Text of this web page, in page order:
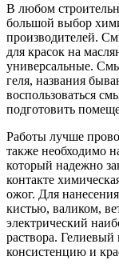
В любом
большой выбор
производителей.
для красок на
универсальные.
геля, названия
воспользоваться
подготовить
Работы лучше
также необходимо
который надежно
контакте
ожог. Для
кистью, валиком,
электрический
раствора.
консистенцию и